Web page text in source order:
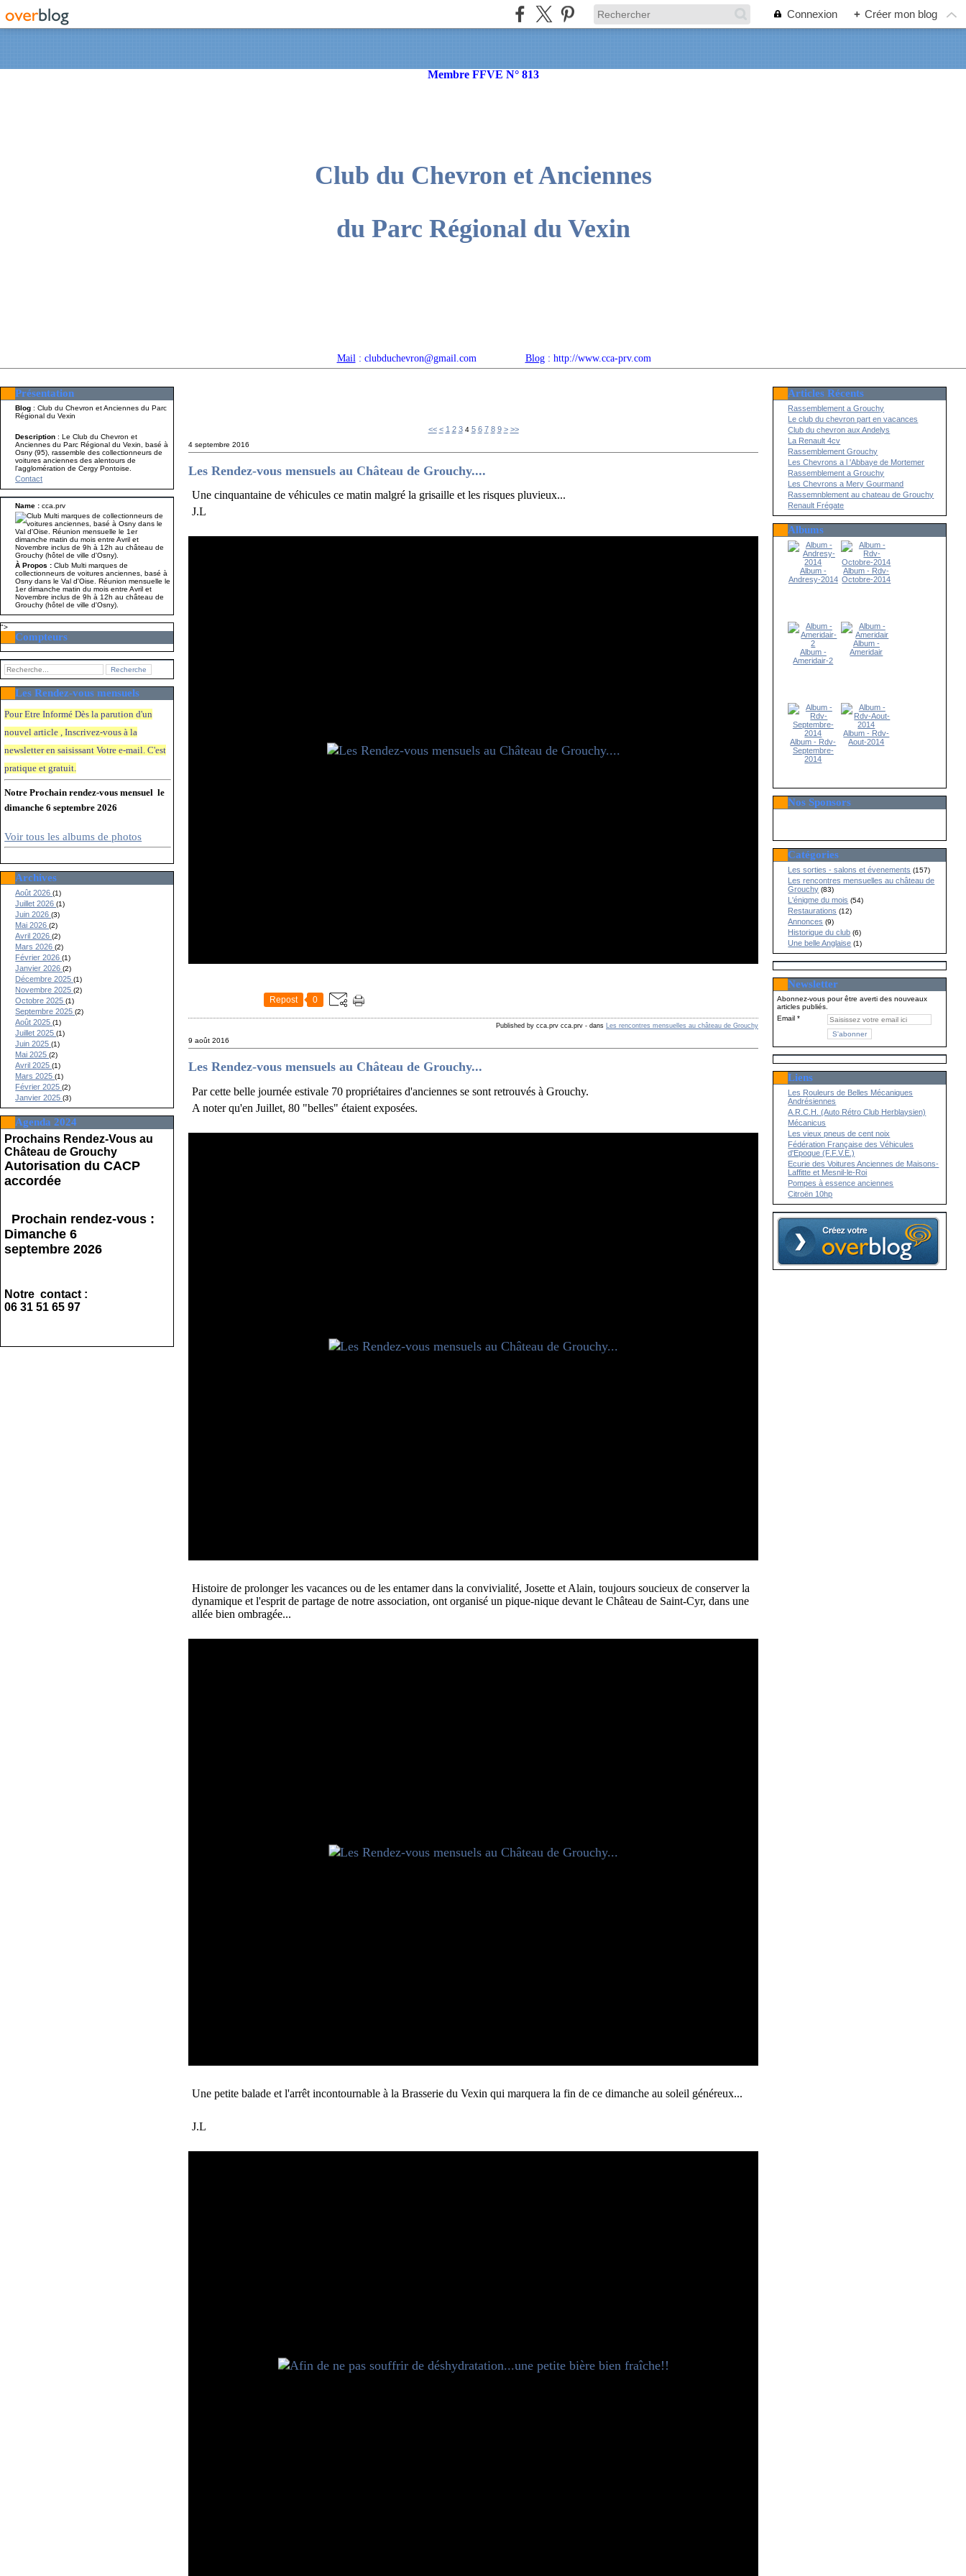
Connexion + Créer mon blog
Membre FFVE N° 813
Club du Chevron et Anciennes
du Parc Régional du Vexin
Mail : clubduchevron@gmail.com Blog: http://www.cca-prv.com
Présentation
Blog : Club du Chevron et Anciennes du Parc
Régional du Vexin
Description: Le Club du Chevron et
Anciennes du Parc Régional du Vexin, basé à
Osny (95), rassemble des collectionneurs de
voitures anciennes des alentours de
l'agglomération de Cergy Pontoise.
Contact
Name :cca.prv
À Propos :Club Multi marques de
collectionneurs de voitures anciennes, basé à
Osny dans le Val d'Oise. Réunion mensuelle le
1er dimanche matin du mois entre Avril et
Novembre inclus de 9h à 12h au château de
Grouchy (hôtel de ville d'Osny).
">
Compteurs
Les Rendez-vous mensuels
Pour Etre Informé Dès la parution d'un
nouvel article , Inscrivez-vous à la
newsletter en saisissant Votre e-mail. C'est
pratique et gratuit.
Notre Prochain rendez-vous mensuel le
dimanche 6 septembre 2026
Voir tous les albums de photos
Archives
Août 2026(1)
Juillet 2026(1)
Juin 2026(3)
Mai 2026(2)
Avril 2026(2)
Mars 2026(2)
Février 2026(1)
Janvier 2026(2)
Décembre 2025(1)
Novembre 2025(2)
Octobre 2025(1)
Septembre 2025(2)
Août 2025(1)
Juillet 2025(1)
Juin 2025(1)
Mai 2025(2)
Avril 2025(1)
Mars 2025(1)
Février 2025(2)
Janvier 2025(3)
Agenda 2024
Prochains Rendez-Vous au
Château de Grouchy
Autorisation du CACP
accordée
Prochain rendez-vous :
Dimanche 6
septembre 2026
Notre contact :
06 31 51 65 97
<< < 1 2 3 4 5 6 7 8 9 > >>
4 septembre 2016
Les Rendez-vous mensuels au Château de Grouchy....
Une cinquantaine de véhicules ce matin malgré la grisaille et les risques pluvieux...
J.L
Repost 0
Published by cca.prv cca.prv - dans Les rencontres mensuelles au château de Grouchy
9 août 2016
Les Rendez-vous mensuels au Château de Grouchy...
Par cette belle journée estivale 70 propriétaires d'anciennes se sont retrouvés à Grouchy.
A noter qu'en Juillet, 80 "belles" étaient exposées.
Histoire de prolonger les vacances ou de les entamer dans la convivialité, Josette et Alain, toujours soucieux de conserver la
dynamique et l'esprit de partage de notre association, ont organisé un pique-nique devant le Château de Saint-Cyr, dans une
allée bien ombragée...
Une petite balade et l'arrêt incontournable à la Brasserie du Vexin qui marquera la fin de ce dimanche au soleil généreux...
J.L
Articles Récents
Rassemblement a Grouchy
Le club du chevron part en vacances
Club du chevron aux Andelys
La Renault 4cv
Rassemblement Grouchy
Les Chevrons a l 'Abbaye de Mortemer
Rassemblement a Grouchy
Les Chevrons a Mery Gourmand
Rassemnblement au chateau de Grouchy
Renault Frégate
Albums
Album -
Andresy-2014
Album - Rdv-
Octobre-2014
Album -
Ameridair-2
Album -
Ameridair
Album - Rdv-
Septembre-
2014
Album - Rdv-
Aout-2014
Nos Sponsors
Catégories
Les sorties - salons et évenements (157)
Les rencontres mensuelles au château de
Grouchy (83)
L'énigme du mois (54)
Restaurations (12)
Annonces (9)
Historique du club (6)
Une belle Anglaise (1)
Newsletter
Abonnez-vous pour être averti des nouveaux
articles publiés.
Email
Liens
Les Rouleurs de Belles Mécaniques
Andrésiennes
A.R.C.H. (Auto Rétro Club Herblaysien)
Mécanicus
Les vieux pneus de cent noix
Fédération Française des Véhicules
d'Epoque (F.F.V.E.)
Ecurie des Voitures Anciennes de Maisons-
Laffitte et Mesnil-le-Roi
Pompes à essence anciennes
Citroën 10hp